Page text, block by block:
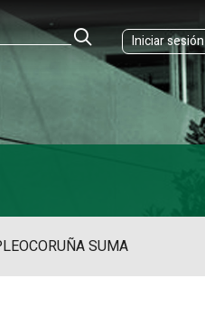
Iniciar sesión
CORUÑA SUMA